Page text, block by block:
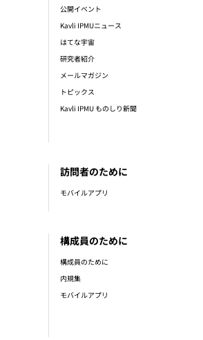
公開イベント
Kavli IPMUニュース
はてな宇宙
研究者紹介
メールマガジン
トピックス
Kavli IPMU ものしり新聞
訪問者のために
モバイルアプリ
構成員のために
構成員のために
内規集
モバイルアプリ